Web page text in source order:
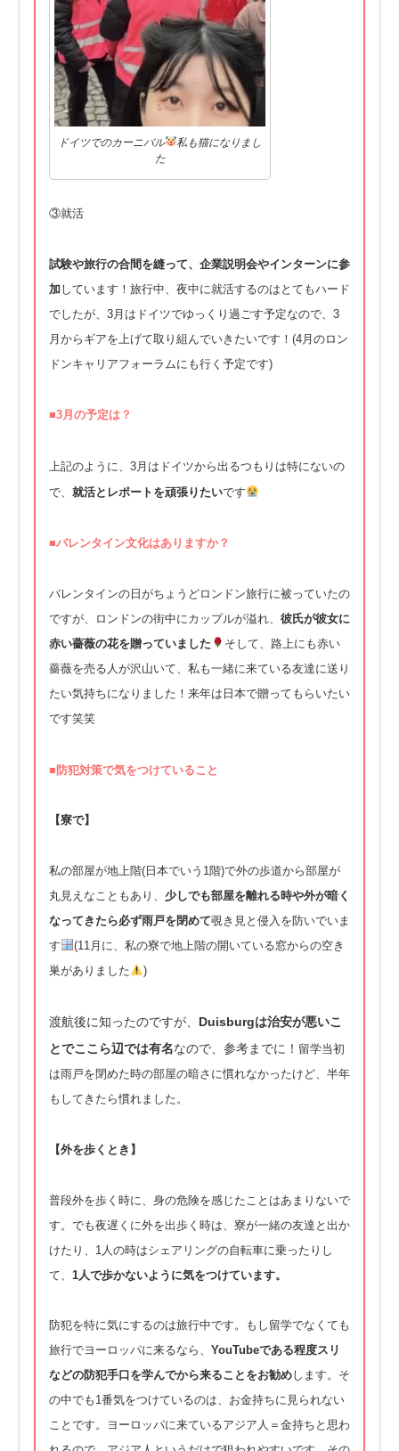
ドイツでのカーニバル
私も猫になりまし
た
③就活
試験や旅行の合間を縫って、 企業説明会やインターンに参
加しています！旅行中、 夜中に就活するのはとてもハード
でしたが、 3月はドイツでゆっくり過ごす予定なので、 3
月からギアを上げて取り組んでいきたいです！(4月のロン
ドンキャリアフォーラムにも行く予定です)
■3月の予定は？
上記のように、3月はドイツから出るつもりは特にないの
で、 就活とレポートを頑張りたいです
■バレンタイン文化はありますか？
バレンタインの日がちょうどロンドン旅行に被っていたの
ですが、
ロンドンの街中にカップルが溢れ、 彼氏が彼女に
赤い薔薇の花を贈っていました
そして、 路上にも赤い
薔薇を売る人が沢山いて、 私も一緒に来ている友達に送り
たい気持ちになりました！ 来年は日本で贈ってもらいたい
です笑笑
■防犯対策で気をつけていること
【寮で】
私の部屋が地上階(日本でいう1階)で外の歩道から部屋が
丸見えなこともあり、 少しでも部屋を離れる時や外が暗く
なってきたら必ず雨戸を閉めて覗き見と侵入を防いでいま
す
(11月に、 私の寮で地上階の開いている窓からの空き
巣がありました
)
渡航後に知ったのですが、 Duisburgは治安が悪いこ
とでここら辺では有名なので、参考までに！ 留学当初
は雨戸を閉めた時の部屋の暗さに慣れなかったけど、 半年
もしてきたら慣れました。
【外を歩くとき】
普段外を歩く時に、身の危険を感じたことはあまりないで
す。 でも夜遅くに外を出歩く時は、寮が一緒の友達と出か
けたり、 1人の時はシェアリングの自転車に乗ったりし
て、 1人で歩かないように気をつけています。
防犯を特に気にするのは旅行中です。
もし留学でなくても
旅行でヨーロッパに来るなら、 YouTubeである程度スリ
などの防犯手口を学んでから来るこ とをお勧めします。そ
の中でも1番気をつけているのは、 お金持ちに見られない
ことです。ヨーロッパに来ているアジア人＝ 金持ちと思わ